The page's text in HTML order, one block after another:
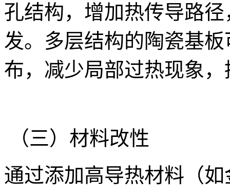
孔结构，增加热传导路
发。多层结构的陶瓷基
布，减少局部过热现象
（三）材料改性
通过添加高导热材料（